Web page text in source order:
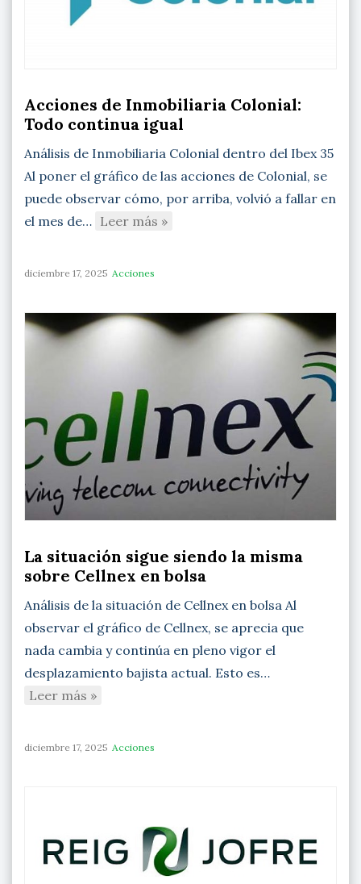
Acciones de Inmobiliaria Colonial:
Todo continua igual
Análisis de Inmobiliaria Colonial dentro del Ibex 35
Al poner el gráfico de las acciones de Colonial, se
puede observar cómo, por arriba, volvió a fallar en
el mes de… Leer más »
diciembre 17, 2025 Acciones
La situación sigue siendo la misma
sobre Cellnex en bolsa
Análisis de la situación de Cellnex en bolsa Al
observar el gráfico de Cellnex, se aprecia que
nada cambia y continúa en pleno vigor el
desplazamiento bajista actual. Esto es…
Leer más »
diciembre 17, 2025 Acciones